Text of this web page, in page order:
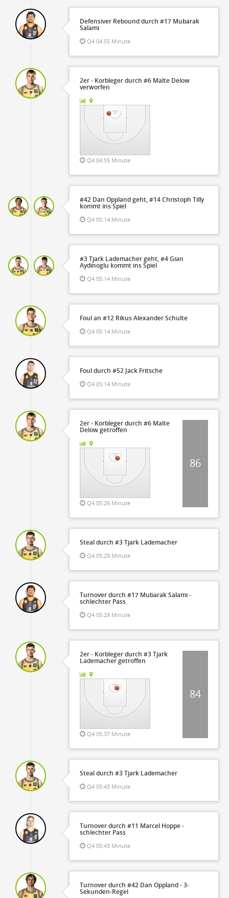
Defensiver Rebound durch #17 Mubarak
Salami
Q4 04:55 Minute
2er - Korbleger durch #6 Malte Delow
verworfen
Q4 04:55 Minute
#42 Dan Oppland geht, #14 Christoph Tilly
kommt ins Spiel
Q4 05:14 Minute
#3 Tjark Lademacher geht, #4 Gian
Aydinoglu kommt ins Spiel
Q4 05:14 Minute
Foul an #12 Rikus Alexander Schulte
Q4 05:14 Minute
Foul durch #52 Jack Fritsche
Q4 05:14 Minute
2er - Korbleger durch #6 Malte
Delow getroffen
Q4 05:26 Minute
86
Steal durch #3 Tjark Lademacher
Q4 05:29 Minute
Turnover durch #17 Mubarak Salami -
schlechter Pass
Q4 05:29 Minute
2er - Korbleger durch #3 Tjark
Lademacher getroffen
Q4 05:37 Minute
84
Steal durch #3 Tjark Lademacher
Q4 05:43 Minute
Turnover durch #11 Marcel Hoppe -
schlechter Pass
Q4 05:43 Minute
Turnover durch #42 Dan Oppland - 3-
Sekunden-Regel